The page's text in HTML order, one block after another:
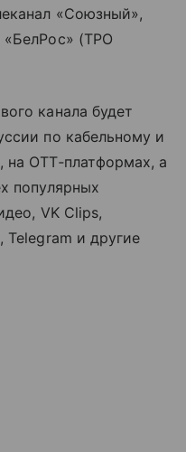
«Союзный»,
«БелРос» (ТРО
канала будет
по кабельному и
OTT‑платформах, а
популярных
VK Clips,
Telegram и другие